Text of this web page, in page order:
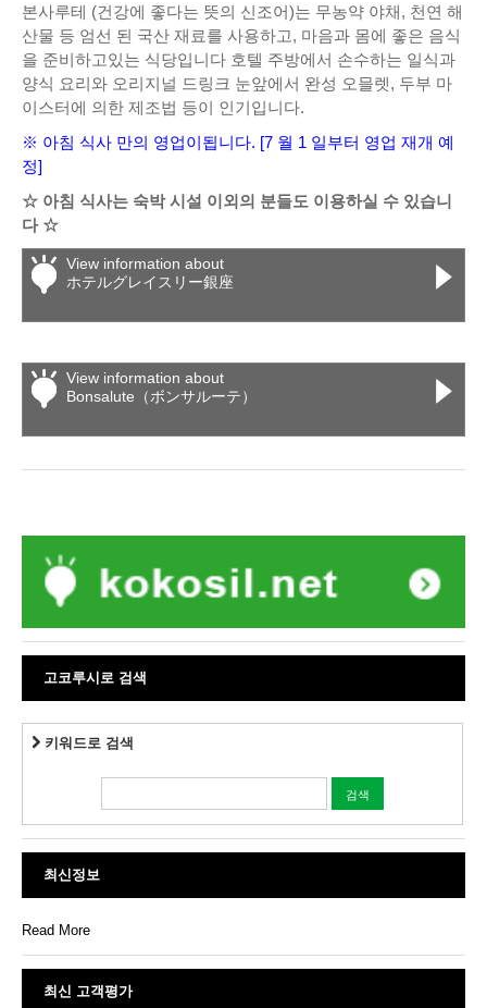
본사루테 (건강에 좋다는 뜻의 신조어)는 무농약 야채, 천연 해
산물 등 엄선 된 국산 재료를 사용하고, 마음과 몸에 좋은 음식
을 준비하고있는 식당입니다 호텔 주방에서 손수하는 일식과
양식 요리와 오리지널 드링크 눈앞에서 완성 오믈렛, 두부 마
이스터에 의한 제조법 등이 인기입니다.
※ 아침 식사 만의 영업이됩니다. [7 월 1 일부터 영업 재개 예
정]
☆ 아침 식사는 숙박 시설 이외의 분들도 이용하실 수 있습니
다 ☆
View information about
ホテルグレイスリー銀座
View information about
Bonsalute（ボンサルーテ）
고코루시로 검색
키워드로 검색
최신정보
Read More
최신 고객평가